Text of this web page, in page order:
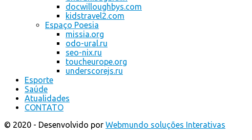
docwilloughbys.com
kidstravel2.com
Espaço Poesia
missia.org
odo-ural.ru
seo-nix.ru
toucheurope.org
underscorejs.ru
Esporte
Saúde
Atualidades
CONTATO
© 2020 - Desenvolvido por Webmundo soluções Interativas